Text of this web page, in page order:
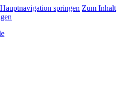
springen Zum Inhalt